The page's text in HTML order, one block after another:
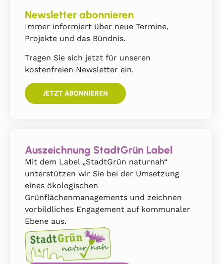
Newsletter abonnieren
Immer informiert über neue Termine,
Projekte und das Bündnis.
Tragen Sie sich jetzt für unseren
kostenfreien Newsletter ein.
JETZT ABONNIEREN
Auszeichnung StadtGrün Label
Mit dem Label „StadtGrün naturnah“
unterstützen wir Sie bei der Umsetzung
eines ökologischen
Grünflächenmanagements und zeichnen
vorbildliches Engagement auf kommunaler
Ebene aus.